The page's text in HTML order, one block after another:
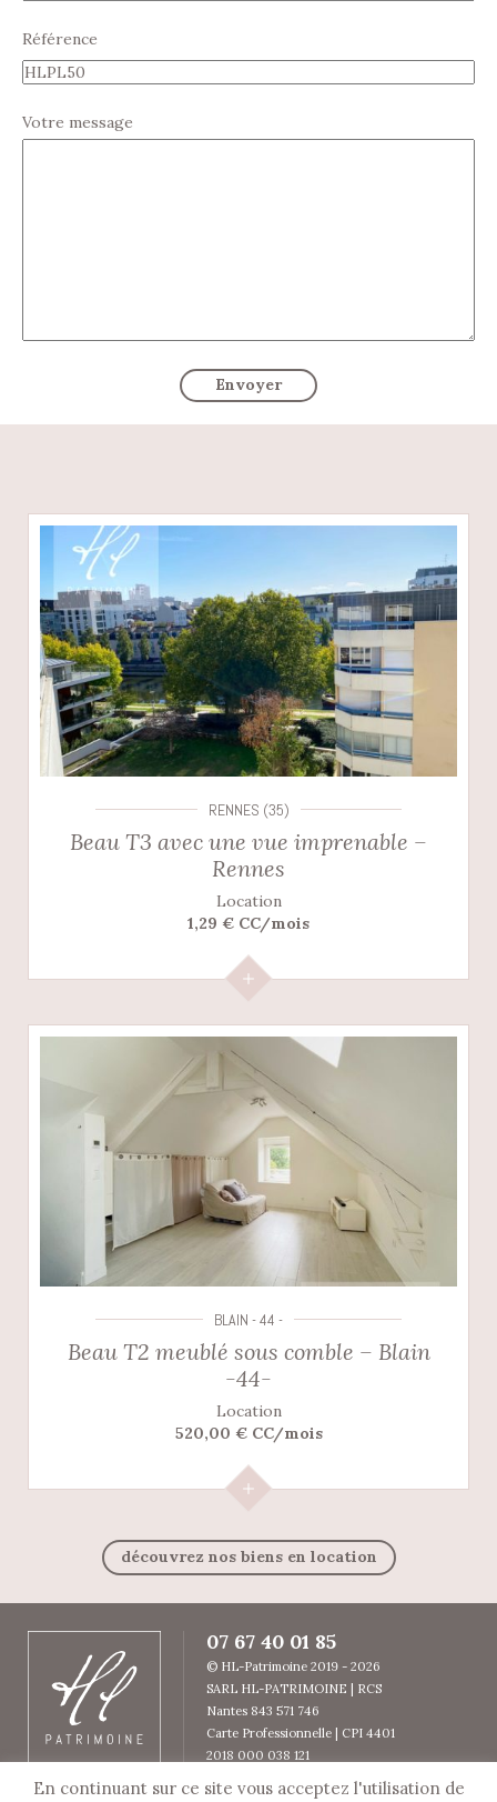
Référence
Votre message
RENNES (35)
Beau T3 avec une vue imprenable –
Rennes
Location
1,29 € CC/mois
BLAIN - 44 -
Beau T2 meublé sous comble – Blain
-44-
Location
520,00 € CC/mois
découvrez nos biens en location
07 67 40 01 85
© HL-Patrimoine 2019 - 2026
SARL HL-PATRIMOINE | RCS
Nantes 843 571 746
Carte Professionnelle | CPI 4401
2018 000 038 121
En continuant sur ce site vous acceptez l'utilisation de